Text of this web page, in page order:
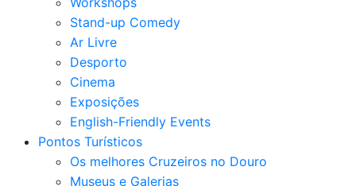
Stand-up Comedy
Ar Livre
Desporto
Cinema
Exposições
English-Friendly Events
Pontos Turísticos
Os melhores Cruzeiros no Douro​
Museus e Galerias